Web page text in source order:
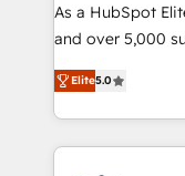
de conversion
opportunités d'affaires ➤ La mise
stratégies
inbound,
emailing) Informations clés : - 10 ans d'expérience -
100+
As a HubSpot
and over 5,000
Vonazon turns
measurable,
enterprise-grade
builds scalable
revenue. ⚙️ HubSpot Integration & Optimization •
Elite5.0